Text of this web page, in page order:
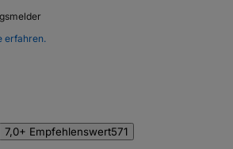
erfahren.
7,0+ Empfehlenswert571